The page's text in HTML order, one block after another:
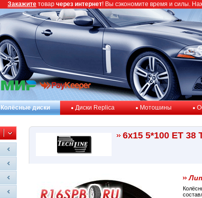
Колёсные диски Диски Replica Мотошины
6x15 5*100 ET 38
Закажите товар через интернет! Вы сэкономите время и силы.